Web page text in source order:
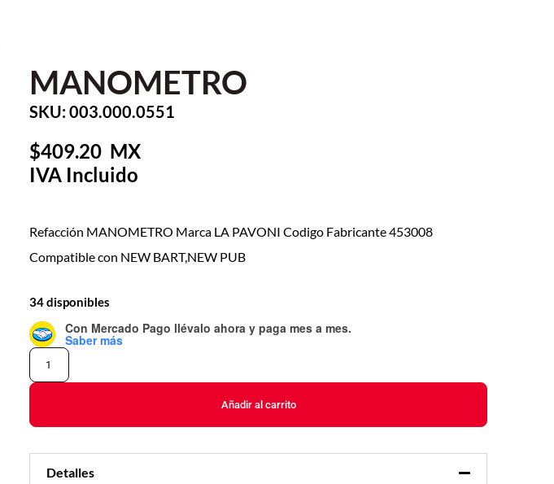
MANOMETRO
SKU: 003.000.0551
409.20
Refacción MANOMETRO Marca LA PAVONI Codigo Fabricante 453008
Compatible con NEW BART,NEW PUB
34 disponibles
Con Mercado Pago llévalo ahora y paga mes a mes.
Saber más
Añadir al carrito
Detalles